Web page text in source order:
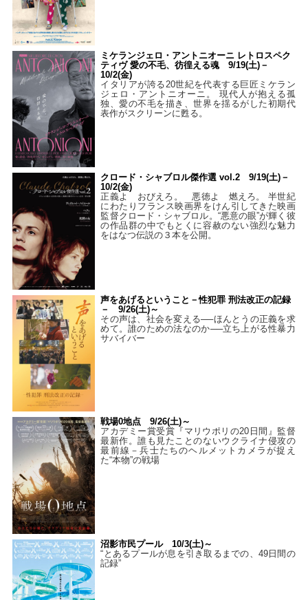
ミケランジェロ・アントニオーニ レトロスペク
ティヴ 愛の不毛、彷徨える魂 9/19(土)－
10/2(金)
イタリアが誇る20世紀を代表する巨匠ミケラン
ジェロ・アントニオーニ。 現代人が抱える孤
独、愛の不毛を描き、世界を揺るがした初期代
表作がスクリーンに甦る。
クロード・シャブロル傑作選 vol.2 9/19(土)－
10/2(金)
正義よ おびえろ。 悪徳よ 燃えろ。 半世紀
にわたりフランス映画界をけん引してきた映画
監督クロード・シャブロル。“悪意の眼”が輝く彼
の作品群の中でもとくに容赦のない強烈な魅力
をはなつ伝説の３本を公開。
声をあげるということ－性犯罪 刑法改正の記録
－ 9/26(土)～
その声は、社会を変える──ほんとうの正義を求
めて。誰のための法なのか──立ち上がる性暴力
サバイバー
戦場0地点 9/26(土)～
アカデミー賞受賞『マリウポリの20日間』監督
最新作。誰も見たことのないウクライナ侵攻の
最前線－兵士たちのヘルメットカメラが捉え
た“本物”の戦場
沼影市民プール 10/3(土)～
“とあるプールが息を引き取るまでの、49日間の
記録”